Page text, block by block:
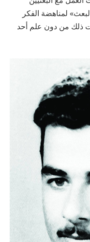
لمناهضة الفكر
ذلك من دون علم أحد